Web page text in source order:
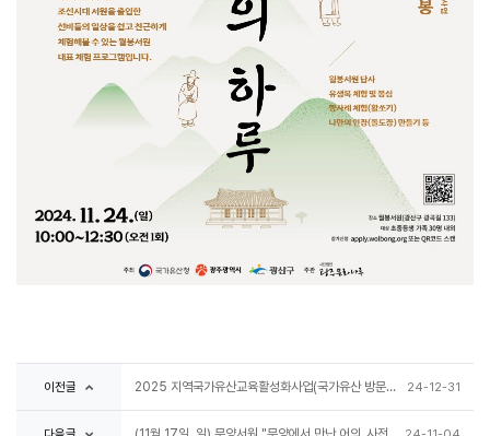
이전글 2025 지역국가유산교육활성화사업(국가유산 방문학교) 신청 안내 24-12-31